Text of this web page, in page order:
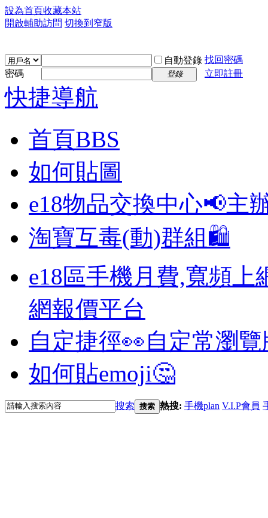
設為首頁收藏本站
開啟輔助訪問 切換到窄版
自動登錄 找回密碼
密碼
登錄 立即註冊
快捷導航
首頁BBS
如何貼圖
e18物品交換中心📢主
淘寶互毒(動)群組🛍️
e18區手機月費,寬頻上
網報價平台
自定捷徑👀自定常瀏
如何貼emoji🤔
搜索 搜索 熱搜: 手機plan V.I.P會員